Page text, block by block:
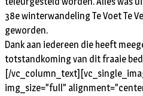
38e winterwandeling Te Voet Te
geworden.
Dank aan iedereen die heeft
totstandkoming van dit fraaie
[/
img_size=”full”